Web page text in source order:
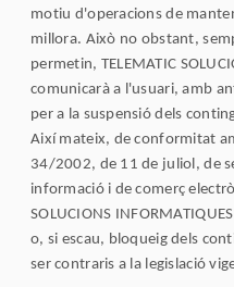
motiu d'operacions de
millora. Això no obstant,
permetin, TELEMATIC
comunicarà a l'usuari, amb
per a la suspensió dels
Així mateix, de conformitat
34/2002, de 11 de juliol, de
informació i de comerç
SOLUCIONS
o, si escau, bloqueig dels
ser contraris a la legislació